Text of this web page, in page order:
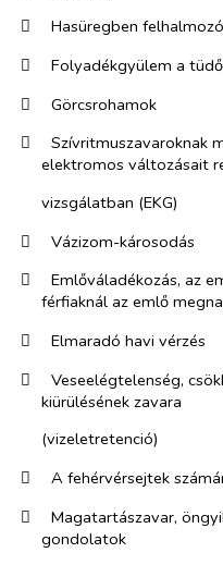
​
Hasüregben
​
Folyadékgyülem a
​
Görcsrohamok
​
Szívritmuszavaroknak
elektromos változásait
vizsgálatban (EKG)
​
Vázizom-károsodás
​
Emlőváladékozás, az
férfiaknál az emlő
​
Elmaradó havi vérzés
​
Veseelégtelenség,
kiürülésének zavara
(vizeletretenció)
​
A fehérvérsejtek
​
Magatartászavar,
gondolatok